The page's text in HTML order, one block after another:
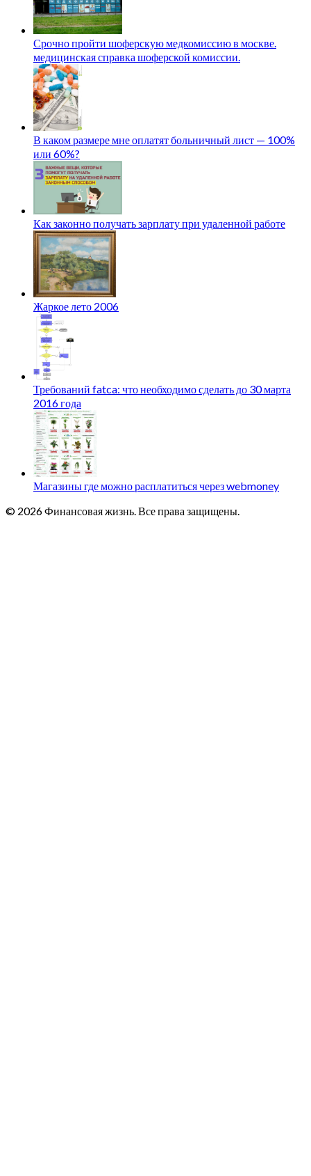
Срочно пройти шоферскую медкомиссию в москве.
медицинская справка шоферской комиссии.
В каком размере мне оплатят больничный лист — 100%
или 60%?
Как законно получать зарплату при удаленной работе
Жаркое лето 2006
Требований fatca: что необходимо сделать до 30 марта
2016 года
Магазины где можно расплатиться через webmoney
© 2026 Финансовая жизнь. Все права защищены.